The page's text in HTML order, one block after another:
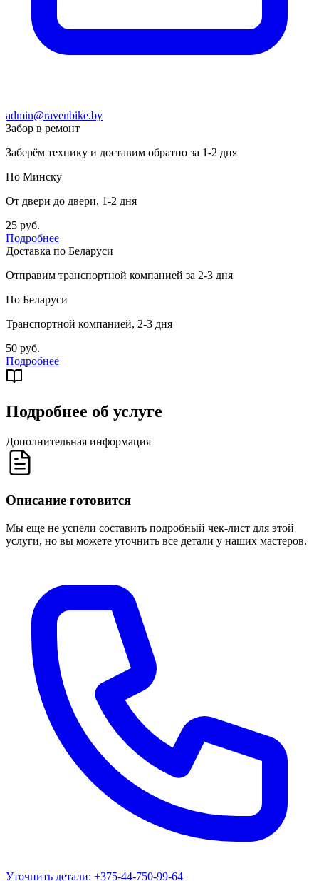
admin@ravenbike.by
Забор в ремонт
Заберём технику и доставим обратно за 1-2 дня
По Минску
От двери до двери, 1-2 дня
25 руб.
Подробнее
Доставка по Беларуси
Отправим транспортной компанией за 2-3 дня
По Беларуси
Транспортной компанией, 2-3 дня
50 руб.
Подробнее
Подробнее об услуге
Дополнительная информация
Описание готовится
Мы еще не успели составить подробный чек-лист для этой
услуги, но вы можете уточнить все детали у наших мастеров.
Уточнить детали: +375-44-750-99-64